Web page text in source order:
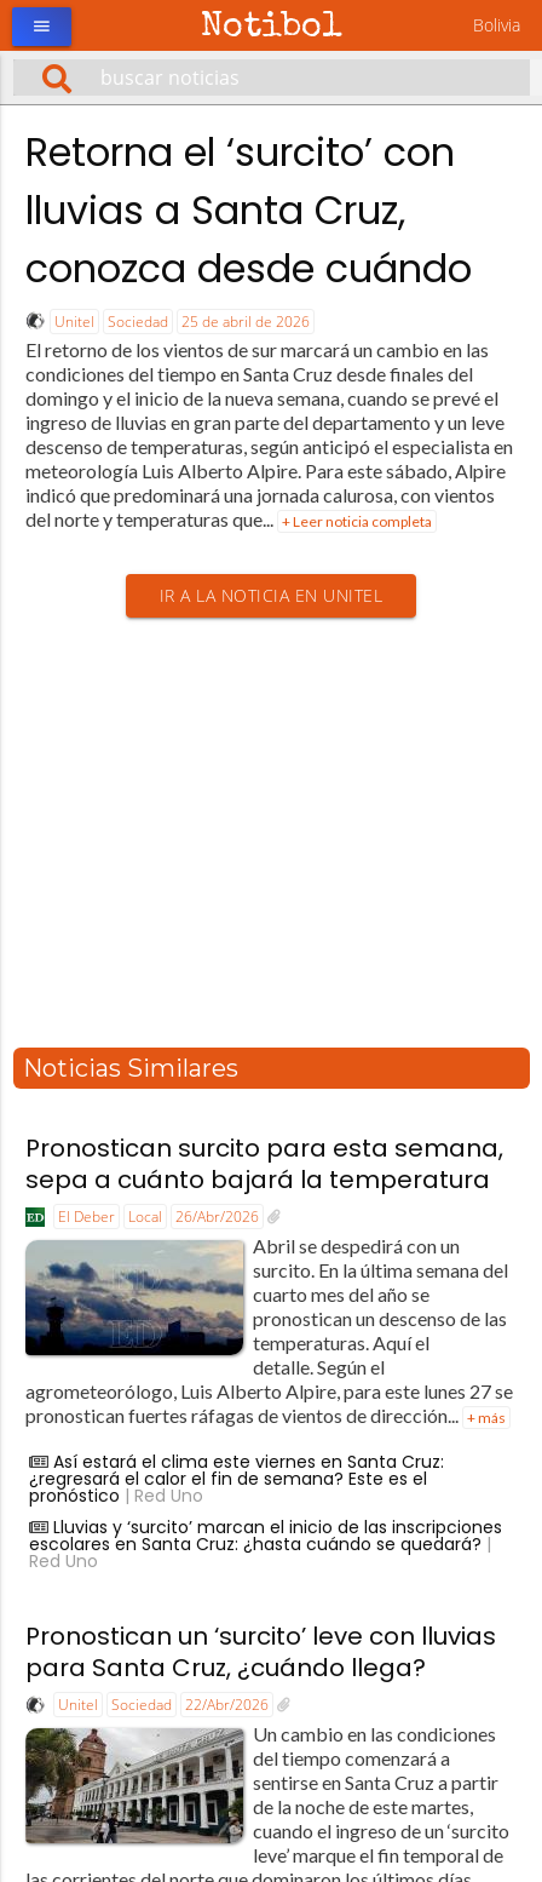
Notibol Bolivia
menu
Retorna el ‘surcito’ con
lluvias a Santa Cruz,
conozca desde cuándo
Unitel Sociedad 25 de abril de 2026
El retorno de los vientos de sur marcará un cambio en las
condiciones del tiempo en Santa Cruz desde finales del
domingo y el inicio de la nueva semana, cuando se prevé el
ingreso de lluvias en gran parte del departamento y un leve
descenso de temperaturas, según anticipó el especialista en
meteorología Luis Alberto Alpire. Para este sábado, Alpire
indicó que predominará una jornada calurosa, con vientos
del norte y temperaturas que... + Leer noticia completa
IR A LA NOTICIA EN UNITEL
Noticias Similares
Pronostican surcito para esta semana,
sepa a cuánto bajará la temperatura
El Deber Local 26/Abr/2026
Abril se despedirá con un
surcito. En la última semana del
cuarto mes del año se
pronostican un descenso de las
temperaturas. Aquí el
detalle. Según el
agrometeorólogo, Luis Alberto Alpire, para este lunes 27 se
pronostican fuertes ráfagas de vientos de dirección... + más
Así estará el clima este viernes en Santa Cruz:
¿regresará el calor el fin de semana? Este es el
pronóstico | Red Uno
Lluvias y ‘surcito’ marcan el inicio de las inscripciones
escolares en Santa Cruz: ¿hasta cuándo se quedará? |
Red Uno
Pronostican un ‘surcito’ leve con lluvias
para Santa Cruz, ¿cuándo llega?
Unitel Sociedad 22/Abr/2026
Un cambio en las condiciones
del tiempo comenzará a
sentirse en Santa Cruz a partir
de la noche de este martes,
cuando el ingreso de un ‘surcito
leve’ marque el fin temporal de